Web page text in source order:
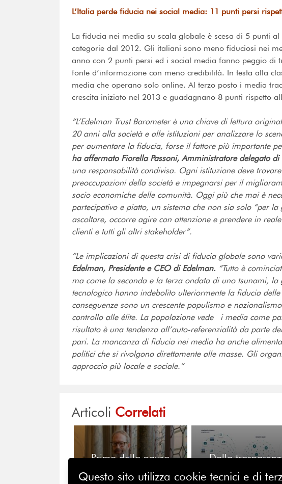
L’Italia perde fiducia nei social media: 11 punti persi
La fiducia nei media su scala globale è scesa di 5 punti
categorie dal 2012. Gli italiani sono meno fiduciosi nei
anno con 2 punti persi ed i social media fanno peggio di
fonte d’informazione con meno credibilità. In testa alla
media che operano solo online. Al terzo posto i media
crescita iniziato nel 2013 e guadagnano 8 punti rispetto
“L’Edelman Trust Barometer è una chiave di lettura
20 anni alla società e alle istituzioni per analizzare lo
per aumentare la fiducia, forse il fattore più importante
ha affermato Fiorella Passoni, Amministratore delegato di
una responsabilità condivisa. Ogni istituzione deve
preoccupazioni della società e impegnarsi per il
socio economiche delle comunità. Oggi più che mai è
partecipativo e piatto, un sistema che non sia solo “per la
ascoltare, occorre agire con attenzione e prendere in
clienti e tutti gli altri stakeholder”.
“Le implicazioni di questa crisi di fiducia globale sono
Edelman, Presidente e CEO di Edelman. “Tutto è
ma come la seconda e la terza ondata di uno tsunami, la
tecnologico hanno indebolito ulteriormente la fiducia
conseguenze sono un crescente populismo e
controllo alle élite. La popolazione vede i media come
risultato è una tendenza all’auto-referenzialità da parte
pari. La mancanza di fiducia nei media ha anche
politici che si rivolgono direttamente alle masse. Gli
approccio più locale e sociale.”
Articoli Correlati
Prima della pausa
sentirsi comunità
Dalla
nuova sfida
Questo sito utilizza cookie tecnici e di